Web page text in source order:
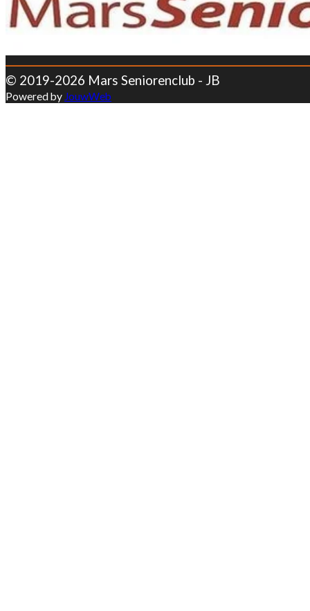
© 2019-2026 Mars Seniorenclub - JB
Powered by JouwWeb